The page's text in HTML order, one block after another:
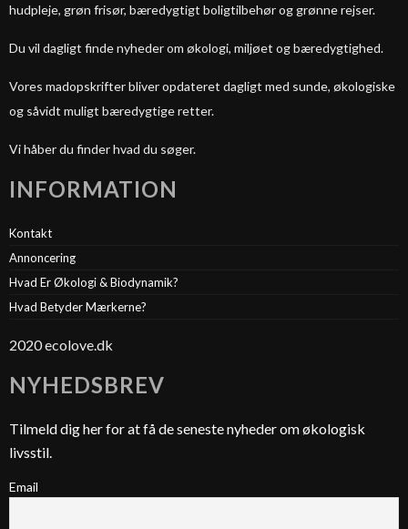
hudpleje, grøn frisør, bæredygtigt boligtilbehør og grønne rejser.
Du vil dagligt finde nyheder om økologi, miljøet og bæredygtighed.
Vores madopskrifter bliver opdateret dagligt med sunde, økologiske
og såvidt muligt bæredygtige retter.
Vi håber du finder hvad du søger.
INFORMATION
Kontakt
Annoncering
Hvad Er Økologi & Biodynamik?
Hvad Betyder Mærkerne?
2020 ecolove.dk
NYHEDSBREV
Tilmeld dig her for at få de seneste nyheder om økologisk
livsstil.
Email